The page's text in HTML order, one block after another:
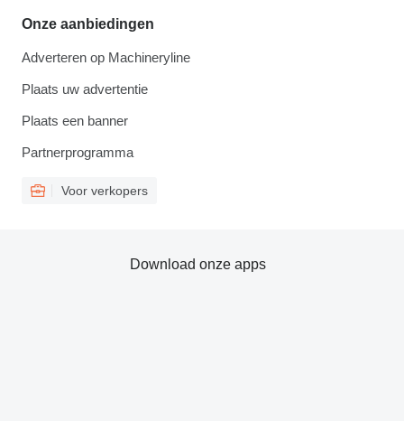
Onze aanbiedingen
Adverteren op Machineryline
Plaats uw advertentie
Plaats een banner
Partnerprogramma
Voor verkopers
Download onze apps